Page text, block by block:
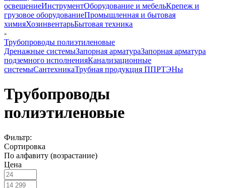
освещениеИнструментОборудование и мебельКрепеж и
грузовое оборудованиеПромышленная и бытовая
химияХозинвентарьБытовая техника
-
Трубопроводы полиэтиленовые
Дренажные системыЗапорная арматураЗапорная арматура
подземного исполненияКанализационные
системыСантехникаТрубная продукция ППРТЭНы
Трубопроводы
полиэтиленовые
Фильтр:
Сортировка
По алфавиту (возрастание)
Цена